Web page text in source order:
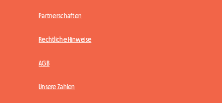
Partnerschaften
Rechtliche Hinweise
AGB
Unsere Zahlen